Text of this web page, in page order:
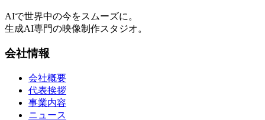
AIで世界中の今をスムーズに。
生成AI専門の映像制作スタジオ。
会社情報
会社概要
代表挨拶
事業内容
ニュース